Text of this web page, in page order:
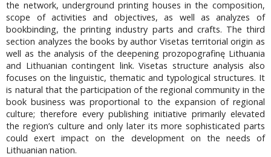
the network, underground printing houses in the composition,
scope of activities and objectives, as well as analyzes of
bookbinding, the printing industry parts and crafts. The third
section analyzes the books by author Visetas territorial origin as
well as the analysis of the deepening prozopografinę Lithuania
and Lithuanian contingent link. Visetas structure analysis also
focuses on the linguistic, thematic and typological structures. It
is natural that the participation of the regional community in the
book business was proportional to the expansion of regional
culture; therefore every publishing initiative primarily elevated
the region’s culture and only later its more sophisticated parts
could exert impact on the development on the needs of
Lithuanian nation.